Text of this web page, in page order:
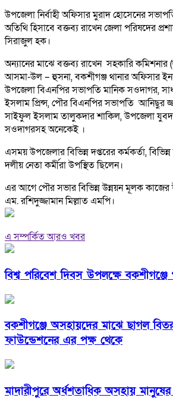
উপজেলা নির্বাহী অফিসার মুরাদ হোসেনের
অতিথি হিসাবে বক্তব্য রাখেন জেলা পরিষদের
সিরাজুল হক।
অন্যানের মাঝে বক্তব্য রাখেন সহকারি
আসমা-উল – হুসনা, বকশীগঞ্জ থানার অফিসার
উপজেলা বিএনপির সভাপতি মানিক সওদাগর,
ইসলাম প্রিন্স, পৌর বিএনপির সভাপতি আনিছুর
সাইফুল ইসলাম তালুকদার শাকিল, উপজেলা
সওদাগরসহ অনেকেই ।
এসময় উপজেলার বিভিন্ন দপ্তরের কর্মকর্তা,
দলীয় নেতা কর্মীরা উপস্থিত ছিলেন।
এর আগে পৌর সভার বিভিন্ন উন্নয়ন মূলক কাজের
এম. রশিদুজ্জামান মিল্লাত এমপি।
এ সম্পর্কিত আরও খবর
বিশ্ব পরিবেশ দিবস উপলক্ষে বকশীগঞ্জে
বকশীগঞ্জে অসহায়দের মাঝে ছাগল
ফাউন্ডেশনের এর পক্ষ থেকে
মাদারীপুরে অর্ধশতাধিক অসহায়